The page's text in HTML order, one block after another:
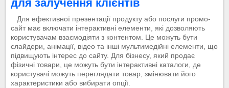
для залучення клієнтів
Для ефективної презентації продукту або послуги промо-
сайт має включати інтерактивні елементи, які дозволяють
користувачам взаємодіяти з контентом. Це можуть бути
слайдери, анімації, відео та інші мультимедійні елементи, що
підвищують інтерес до сайту. Для бізнесу, який продає
фізичні товари, це можуть бути інтерактивні каталоги, де
користувачі можуть переглядати товар, змінювати його
характеристики або вибирати опції.